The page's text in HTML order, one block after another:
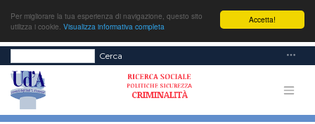
Accetta!
Per migliorare la tua esperienza di navigazione, questo sito
utilizza i cookie. Visualizza informativa completa
Cerca